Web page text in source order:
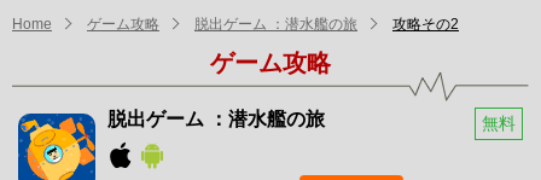
Home ゲーム攻略 脱出ゲーム ：潜水艦の旅 攻略その2
ゲーム攻略
脱出ゲーム ：潜水艦の旅 無料